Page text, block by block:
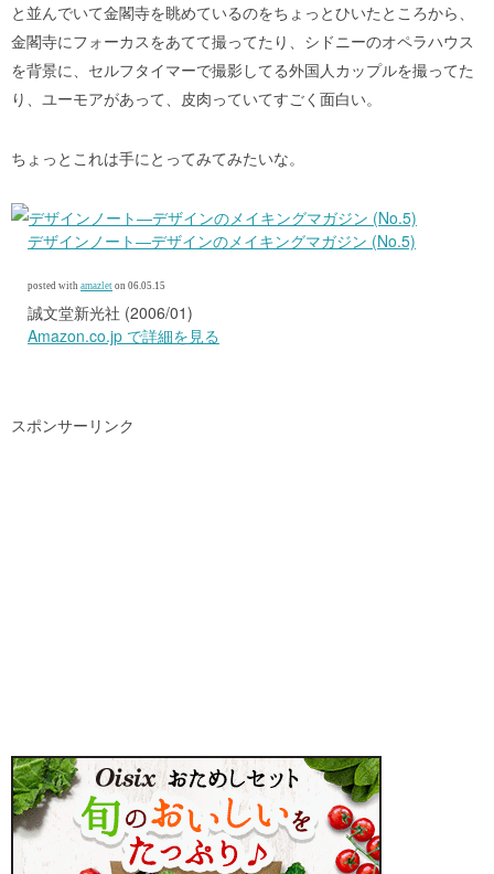
と並んでいて金閣寺を眺めているのをちょっとひいたところから、
金閣寺にフォーカスをあてて撮ってたり、シドニーのオペラハウス
を背景に、セルフタイマーで撮影してる外国人カップルを撮ってた
り、ユーモアがあって、皮肉っていてすごく面白い。
ちょっとこれは手にとってみてみたいな。
デザインノート―デザインのメイキングマガジン (No.5)
posted with amazlet on 06.05.15
誠文堂新光社 (2006/01)
Amazon.co.jp で詳細を見る
スポンサーリンク